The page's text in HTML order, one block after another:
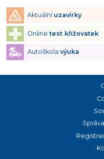
Aktuální uzavírky
Onlinetest křižovatek
Autoškola výuka